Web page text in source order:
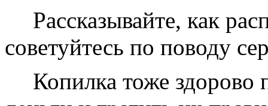
Рассказывайте, как
советуйтесь по поводу
Копилка тоже здорово